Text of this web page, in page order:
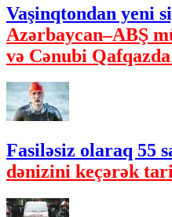
Vaşinqtondan yeni
Azərbaycan–ABŞ
və Cənubi
Fasiləsiz olaraq 55
dənizini keçərək